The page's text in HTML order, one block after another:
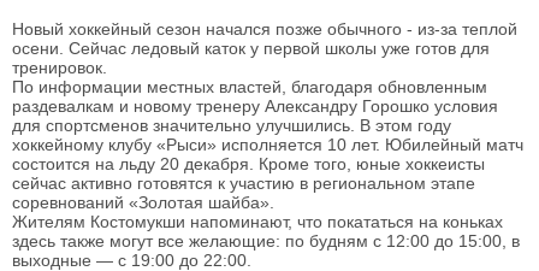
Новый хоккейный сезон начался позже обычного - из-за теплой
осени. Сейчас ледовый каток у первой школы уже готов для
тренировок.
По информации местных властей, благодаря обновленным
раздевалкам и новому тренеру Александру Горошко условия
для спортсменов значительно улучшились. В этом году
хоккейному клубу «Рыси» исполняется 10 лет. Юбилейный матч
состоится на льду 20 декабря. Кроме того, юные хоккеисты
сейчас активно готовятся к участию в региональном этапе
соревнований «Золотая шайба».
Жителям Костомукши напоминают, что покататься на коньках
здесь также могут все желающие: по будням с 12:00 до 15:00, в
выходные — с 19:00 до 22:00.